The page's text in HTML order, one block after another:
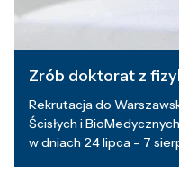
Zrób doktorat z
Rekrutacja do
Ścisłych i
w dniach 24 lipca – 7